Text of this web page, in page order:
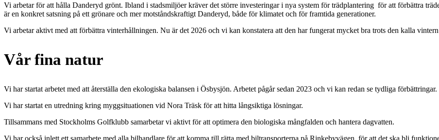
Vi arbetar för att hålla Danderyd grönt. Ibland i stadsmiljöer kräver det större investeringar i nya system för trädplantering för att förbättra
är en konkret satsning på ett grönare och mer motståndskraftigt Danderyd, både för klimatet och för framtida generationer.
Vi arbetar aktivt med att förbättra vinterhållningen. Nu är det 2026 och vi kan konstatera att den har fungerat mycket bra trots den kalla
Vår fina natur
Vi har startat arbetet med att återställa den ekologiska balansen i Ösbysjön. Arbetet pågår sedan 2023 och vi kan redan se tydliga förbättringar.
Vi har startat en utredning kring myggsituationen vid Nora Träsk för att hitta långsiktiga lösningar.
Tillsammans med Stockholms Golfklubb samarbetar vi aktivt för att optimera den biologiska mångfalden och hantera dagvatten.
Vi har också inlett ett samarbete med alla bilhandlare för att komma till rätta med biltransporterna på Rinkebyvägen, för att det ska bli